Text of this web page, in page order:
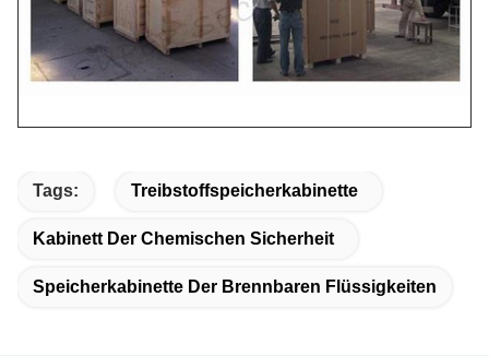
Tags: Treibstoffspeicherkabinette
Kabinett Der Chemischen Sicherheit
Speicherkabinette Der Brennbaren Flüssigkeiten